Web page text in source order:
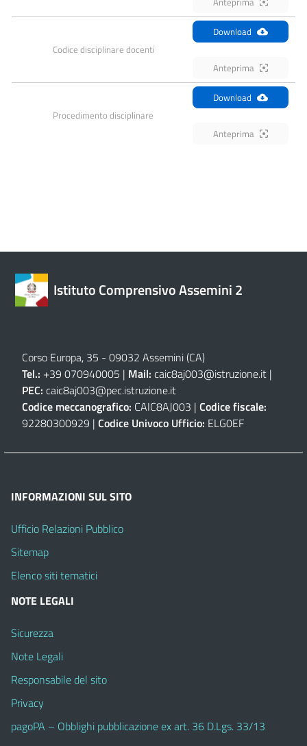
Codice disciplinare docenti
Download
Anteprima
Procedimento disciplinare
Download
Anteprima
Istituto Comprensivo Assemini 2
Corso Europa, 35 - 09032 Assemini (CA)
Tel.: +39 070940005 | Mail: caic8aj003@istruzione.it |
PEC: caic8aj003@pec.istruzione.it
Codice meccanografico: CAIC8AJ003 | Codice fiscale:
92280300929 | Codice Univoco Ufficio: ELG0EF
INFORMAZIONI SUL SITO
Ufficio Relazioni Pubblico
Sitemap
Elenco siti tematici
NOTE LEGALI
Sicurezza
Note Legali
Responsabile del sito
Privacy
pagoPA – Obblighi pubblicazione ex art. 36 D.Lgs. 33/13